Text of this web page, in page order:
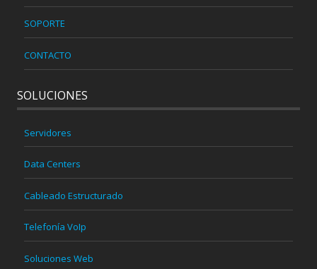
SOPORTE
CONTACTO
SOLUCIONES
Servidores
Data Centers
Cableado Estructurado
Telefonía VoIp
Soluciones Web